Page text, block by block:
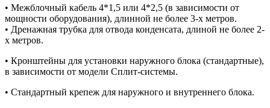
• Межблочный кабель 4*1,5 или 4*2,5 (в зависимости от
мощности оборудования), длинной не более 3-х метров.
• Дренажная трубка для отвода конденсата, длиной не более 2-
х метров.
• Кронштейны для установки наружного блока (стандартные),
в зависимости от модели Сплит-системы.
• Стандартный крепеж для наружного и внутреннего блока.